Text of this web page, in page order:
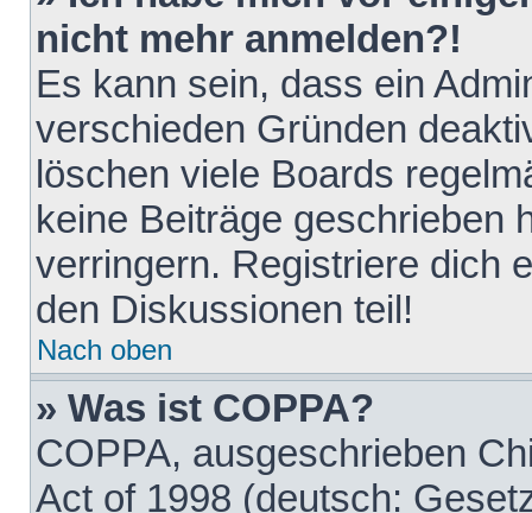
nicht mehr anmelden?!
Es kann sein, dass ein
verschieden Gründen
löschen viele Boards
keine Beiträge geschrieben
verringern. Registriere dich
den Diskussionen teil!
Nach oben
» Was ist COPPA?
COPPA, ausgeschrieben
Act of 1998 (deutsch: